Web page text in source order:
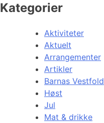
Kategorier
Aktiviteter
Aktuelt
Arrangementer
Artikler
Barnas Vestfold
Høst
Jul
Mat & drikke